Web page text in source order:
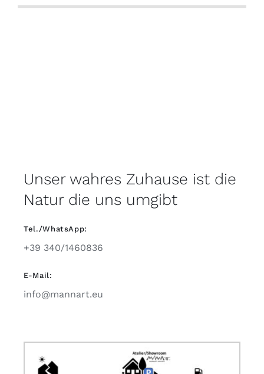
Unser wahres Zuhause ist die
Natur die uns umgibt
Tel./WhatsApp:
+39 340/1460836
E-Mail:
info@mannart.eu